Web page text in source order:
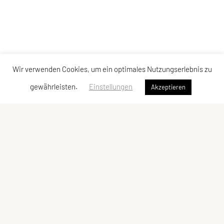
Wir verwenden Cookies, um ein optimales Nutzungserlebnis zu
gewährleisten.
Einstellungen Akzeptieren